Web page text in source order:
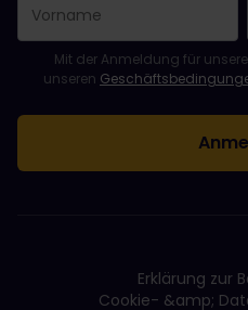
Sie haben sich erfolgreich
Das Feld „E-Mail-Adresse“
Diese E-Mail-Adresse ist
Beim Abonnieren des
Du hast diesen Newsletter
Bitte stimme den
Mit der Anmeldung für
unseren
Erklärung zur
Cookie- &amp;